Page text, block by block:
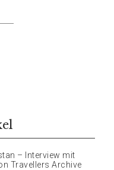
– Interview mit
Travellers Archive